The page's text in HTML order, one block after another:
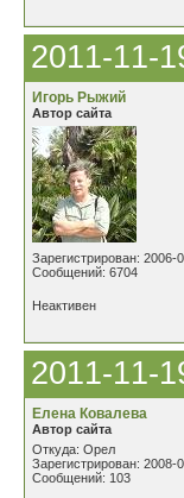
2011-11-
Игорь Рыжий
Автор сайта
Зарегистрирован: 2006-
Сообщений: 6704
Неактивен
2011-11-
Елена Ковалева
Автор сайта
Откуда: Орел
Зарегистрирован: 2008-
Сообщений: 103